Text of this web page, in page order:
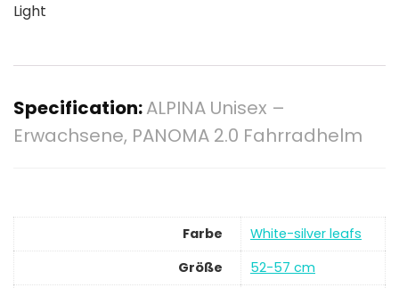
Light
Specification:ALPINA Unisex –
Erwachsene, PANOMA 2.0 Fahrradhelm
Farbe
‎White-silver leafs
Größe
‎52-57 cm